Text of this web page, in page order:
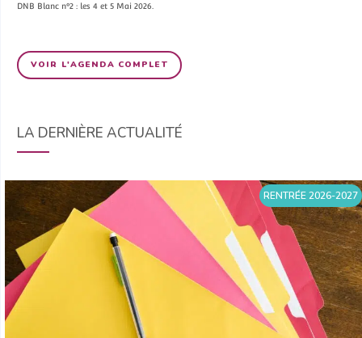
DNB Blanc n°2 : les 4 et 5 Mai 2026.
VOIR L'AGENDA COMPLET
LA DERNIÈRE ACTUALITÉ
RENTRÉE 2026-2027